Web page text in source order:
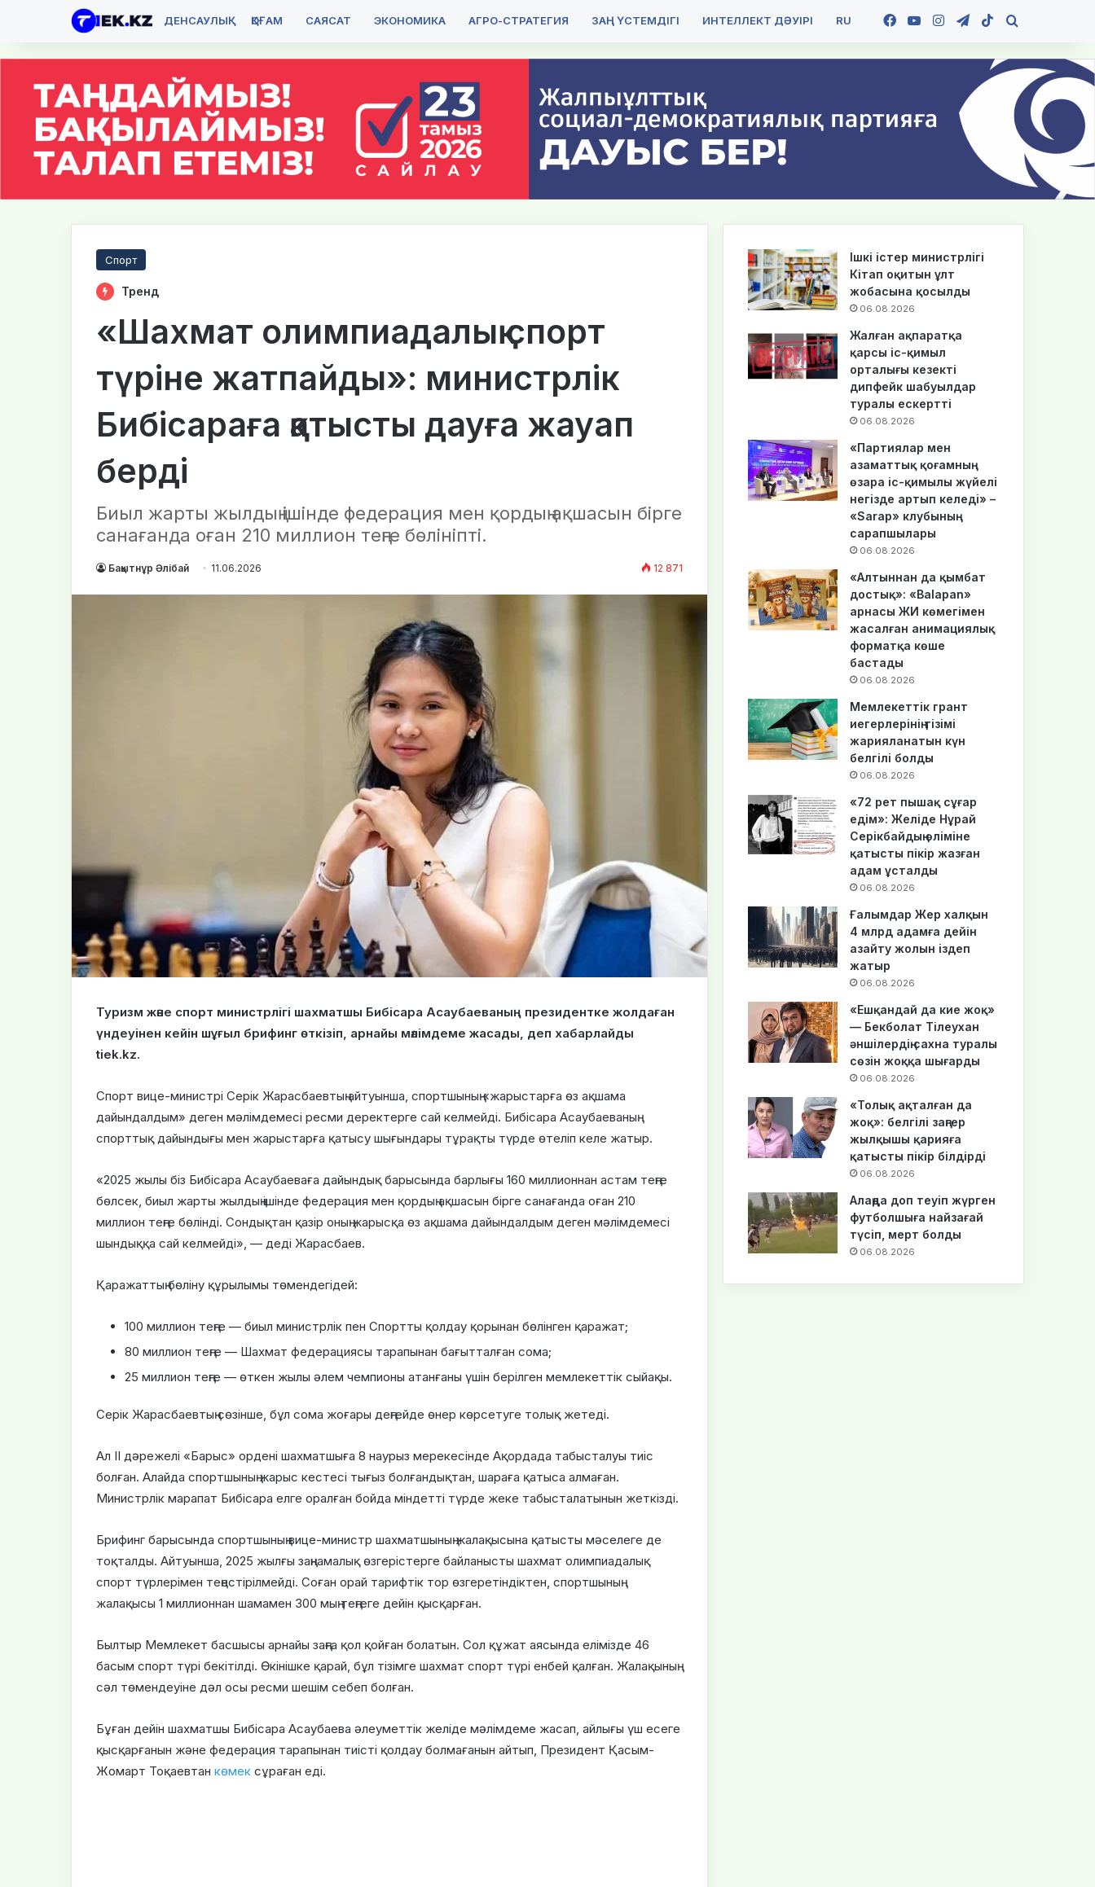
ДЕНСАУЛЫҚ ҚОҒАМ САЯСАТ ЭКОНОМИКА АГРО-СТРАТЕГИЯ ЗАҢ ҮСТЕМДІГІ ИНТЕЛЛЕКТ ДӘУІРІ RU Facebook
YouTubeInstagramTelegram
TikTok
Спорт
Тренд
«Шахмат олимпиадалық спорт
түріне жатпайды»: министрлік
Бибісараға қатысты дауға жауап
берді
Биыл жарты жылдың ішінде федерация мен қордың ақшасын бірге
санағанда оған 210 миллион теңге бөлініпті.
Бақытнұр Әлібай 11.06.2026 12 871
Туризм және спорт министрлігі шахматшы Бибісара Асаубаеваның президентке жолдаған
үндеуінен кейін шұғыл брифинг өткізіп, арнайы мәлімдеме жасады, деп хабарлайды
tiek.kz.
Спорт вице-министрі Серік Жарасбаевтың айтуынша, спортшының «жарыстарға өз ақшама
дайындалдым» деген мәлімдемесі ресми деректерге сай келмейді. Бибісара Асаубаеваның
спорттық дайындығы мен жарыстарға қатысу шығындары тұрақты түрде өтеліп келе жатыр.
«2025 жылы біз Бибісара Асаубаеваға дайындық барысында барлығы 160 миллионнан астам теңге
бөлсек, биыл жарты жылдың ішінде федерация мен қордың ақшасын бірге санағанда оған 210
миллион теңге бөлінді. Сондықтан қазір оның жарысқа өз ақшама дайындалдым деген мәлімдемесі
шындыққа сай келмейді», — деді Жарасбаев.
Қаражаттың бөліну құрылымы төмендегідей:
100 миллион теңге — биыл министрлік пен Спортты қолдау қорынан бөлінген қаражат;
80 миллион теңге — Шахмат федерациясы тарапынан бағытталған сома;
25 миллион теңге — өткен жылы әлем чемпионы атанғаны үшін берілген мемлекеттік сыйақы.
Серік Жарасбаевтың сөзінше, бұл сома жоғары деңгейде өнер көрсетуге толық жетеді.
Ал ІІ дәрежелі «Барыс» ордені шахматшыға 8 наурыз мерекесінде Ақордада табысталуы тиіс
болған. Алайда спортшының жарыс кестесі тығыз болғандықтан, шараға қатыса алмаған.
Министрлік марапат Бибісара елге оралған бойда міндетті түрде жеке табысталатынын жеткізді.
Брифинг барысында спортшының вице-министр шахматшының жалақысына қатысты мәселеге де
тоқталды. Айтуынша, 2025 жылғы заңнамалық өзгерістерге байланысты шахмат олимпиадалық
спорт түрлерімен теңестірілмейді. Соған орай тарифтік тор өзгеретіндіктен, спортшының
жалақысы 1 миллионнан шамамен 300 мың теңгеге дейін қысқарған.
Былтыр Мемлекет басшысы арнайы заңға қол қойған болатын. Сол құжат аясында елімізде 46
басым спорт түрі бекітілді. Өкінішке қарай, бұл тізімге шахмат спорт түрі енбей қалған. Жалақының
сәл төмендеуіне дәл осы ресми шешім себеп болған.
Бұған дейін шахматшы Бибісара Асаубаева әлеуметтік желіде мәлімдеме жасап, айлығы үш есеге
қысқарғанын және федерация тарапынан тиісті қолдау болмағанын айтып, Президент Қасым-
Жомарт Тоқаевтан көмек сұраған еді.
Ішкі істер министрлігі
Кітап оқитын ұлт
жобасына қосылды
06.08.2026
Жалған ақпаратқа
қарсы іс-қимыл
орталығы кезекті
дипфейк шабуылдар
туралы ескертті
06.08.2026
«Партиялар мен
азаматтық қоғамның
өзара іс-қимылы жүйелі
негізде артып келеді» –
«Sarap» клубының
сарапшылары
06.08.2026
«Алтыннан да қымбат
достық»: «Balapan»
арнасы ЖИ көмегімен
жасалған анимациялық
форматқа көше
бастады
06.08.2026
Мемлекеттік грант
иегерлерінің тізімі
жарияланатын күн
белгілі болды
06.08.2026
«72 рет пышақ сұғар
едім»: Желіде Нұрай
Серікбайдың өліміне
қатысты пікір жазған
адам ұсталды
06.08.2026
Ғалымдар Жер халқын
4 млрд адамға дейін
азайту жолын іздеп
жатыр
06.08.2026
«Ешқандай да кие жоқ»
— Бекболат Тілеухан
әншілердің сахна туралы
сөзін жоққа шығарды
06.08.2026
«Толық ақталған да
жоқ»: белгілі заңгер
жылқышы қарияға
қатысты пікір білдірді
06.08.2026
Алаңда доп теуіп жүрген
футболшыға найзағай
түсіп, мерт болды
06.08.2026